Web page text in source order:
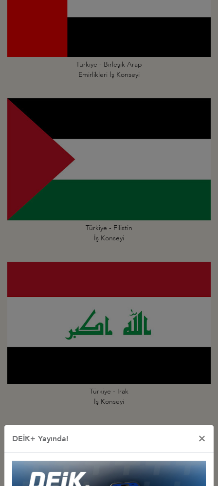
Türkiye - Birleşik Arap
Emirlikleri İş Konseyi
Türkiye - Filistin
İş Konseyi
Türkiye - Irak
İş Konseyi
DEİK+ Yayında! ×